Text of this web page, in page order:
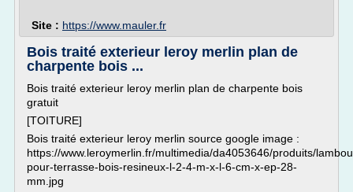
Site : https://www.mauler.fr
Bois traité exterieur leroy merlin plan de
charpente bois ...
Bois traité exterieur leroy merlin plan de charpente bois
gratuit
[TOITURE]
Bois traité exterieur leroy merlin source google image :
https://www.leroymerlin.fr/multimedia/da4053646/produits/
pour-terrasse-bois-resineux-l-2-4-m-x-l-6-cm-x-ep-28-
mm.jpg